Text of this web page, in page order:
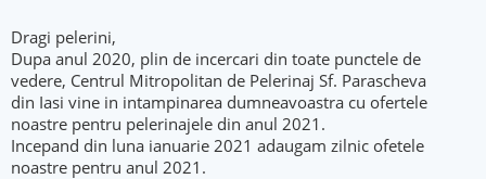
Dragi pelerini,
Dupa anul 2020, plin de incercari din toate punctele de
vedere, Centrul Mitropolitan de Pelerinaj Sf. Parascheva
din Iasi vine in intampinarea dumneavoastra cu ofertele
noastre pentru pelerinajele din anul 2021.
Incepand din luna ianuarie 2021 adaugam zilnic ofetele
noastre pentru anul 2021.